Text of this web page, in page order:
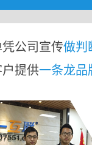
公司宣传做判
提供一条龙品